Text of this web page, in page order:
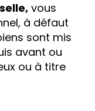
vous
à défaut
sont mis
avant ou
ou à titre